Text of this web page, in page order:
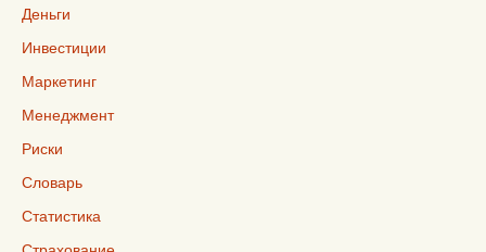
Деньги
Инвестиции
Маркетинг
Менеджмент
Риски
Словарь
Статистика